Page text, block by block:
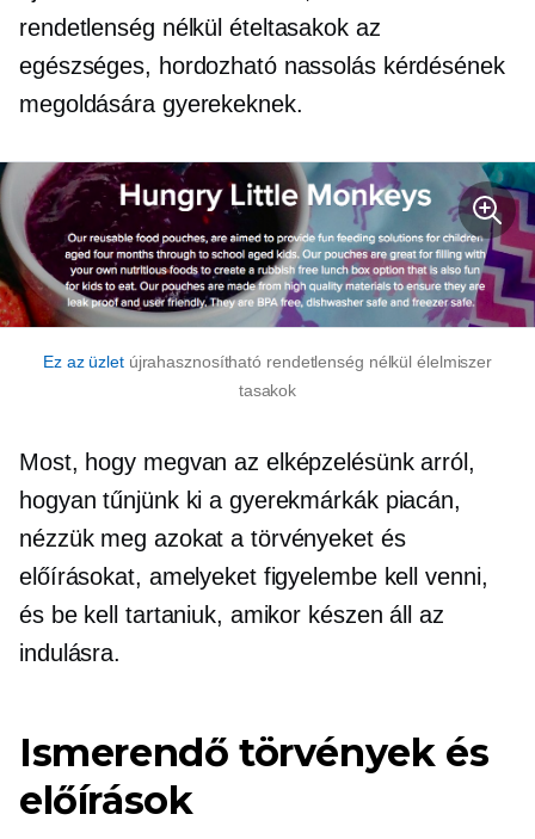
rendetlenség nélkül ételtasakok az
egészséges, hordozható nassolás kérdésének
megoldására gyerekeknek.
Ez az üzletújrahasznosítható rendetlenség nélkül élelmiszer
tasakok
Most, hogy megvan az elképzelésünk arról,
hogyan tűnjünk ki a gyerekmárkák piacán,
nézzük meg azokat a törvényeket és
előírásokat, amelyeket figyelembe kell venni,
és be kell tartaniuk, amikor készen áll az
indulásra.
Ismerendő törvények és
előírások